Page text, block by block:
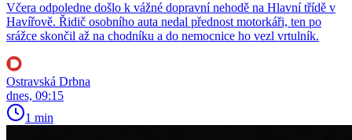
Včera odpoledne došlo k vážné dopravní nehodě na Hlavní třídě v
Havířově. Řidič osobního auta nedal přednost motorkáři, ten po
srážce skončil až na chodníku a do nemocnice ho vezl vrtulník.
Ostravská Drbna
dnes, 09:15
1 min